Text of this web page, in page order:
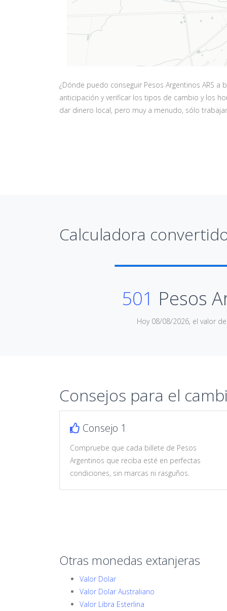
¿Dónde puedo conseguir Pesos Argentinos ARS
anticipación y verificar los tipos de cambio y los
dar dinero local, pero muy a menudo, sólo
Calculadora
501 Pesos
Hoy 08/08/2026, el valor
Consejos para el
Consejo 1
Compruebe que cada billete de Pesos
Argentinos que reciba esté en perfectas
condiciones, sin marcas ni rasguños.
Otras monedas extanjeras
Valor Dolar
Valor Dolar Australiano
Valor Libra Esterlina